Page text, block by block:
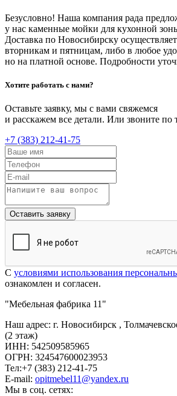
Безусловно! Наша компания рада
у нас каменные мойки для кухонной
Доставка по Новосибирску
вторникам и пятницам, либо в любое
но на платной основе. Подробности
Хотите работать с нами?
Оставьте заявку, мы с вами свяжемся
и расскажем все детали. Или звоните по
+7 (383) 212-41-75
Оставить заявку
С условиями использования
ознакомлен и согласен.
"Мебельная фабрика 11"
Наш адрес: г. Новосибирск ,
(2 этаж)
ИНН: 542509585965
ОГРН: 324547600023953
Тел:+7 (383) 212-41-75
E-mail: opitmebel11@yandex.ru
Мы в соц. сетях: